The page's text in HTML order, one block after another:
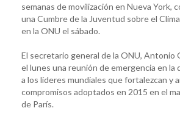
semanas de movilización en Nueva York,
una Cumbre de la Juventud sobre el
en la ONU el sábado.
El secretario general de la ONU, Antonio
el lunes una reunión de emergencia en
a los líderes mundiales que fortalezcan y
compromisos adoptados en 2015 en el
de París.